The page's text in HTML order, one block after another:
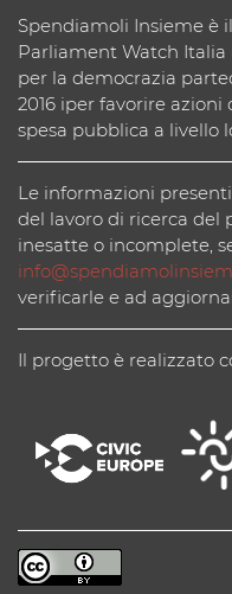
Spendiamoli Insieme è
Parliament Watch Italia
per la democrazia
2016 iper favorire
spesa pubblica a livello
Le informazioni
del lavoro di ricerca del
inesatte o incomplete,
verificarle e ad
Il progetto è realizzato